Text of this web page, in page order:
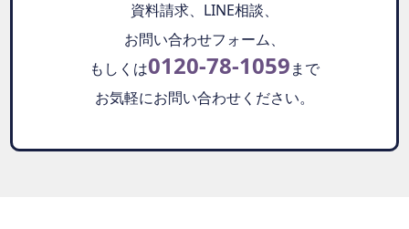
資料請求、LINE相談、
お問い合わせフォーム、
もしくは0120-78-1059まで
お気軽にお問い合わせください。